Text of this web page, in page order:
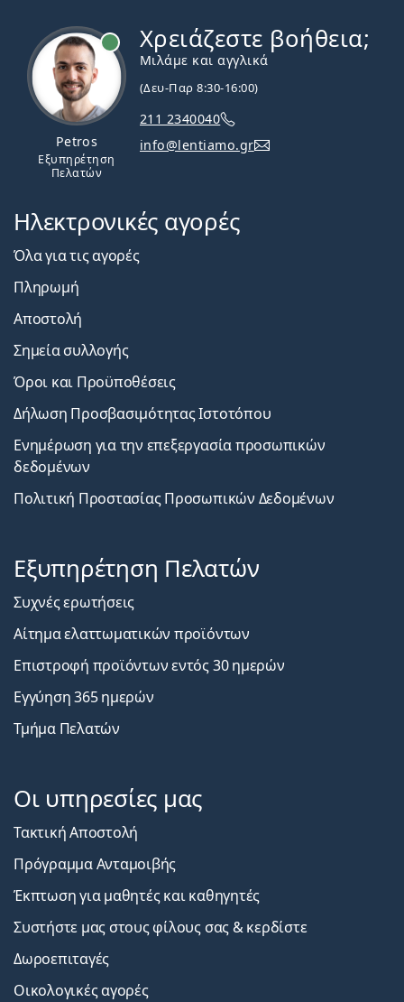
Petros
Εξυπηρέτηση
Πελατών
Χρειάζεστε βοήθεια;
Μιλάμε και αγγλικά
(Δευ-Παρ 8:30-16:00)
211 2340040
info@lentiamo.gr
Ηλεκτρονικές αγορές
Όλα για τις αγορές
Πληρωμή
Αποστολή
Σημεία συλλογής
Όροι και Προϋποθέσεις
Δήλωση Προσβασιμότητας Ιστοτόπου
Ενημέρωση για την επεξεργασία προσωπικών
δεδομένων
Πολιτική Προστασίας Προσωπικών Δεδομένων
Εξυπηρέτηση Πελατών
Συχνές ερωτήσεις
Αίτημα ελαττωματικών προϊόντων
Επιστροφή προϊόντων εντός 30 ημερών
Εγγύηση 365 ημερών
Τμήμα Πελατών
Οι υπηρεσίες μας
Τακτική Αποστολή
Πρόγραμμα Ανταμοιβής
Έκπτωση για μαθητές και καθηγητές
Συστήστε μας στους φίλους σας & κερδίστε
Δωροεπιταγές
Οικολογικές αγορές